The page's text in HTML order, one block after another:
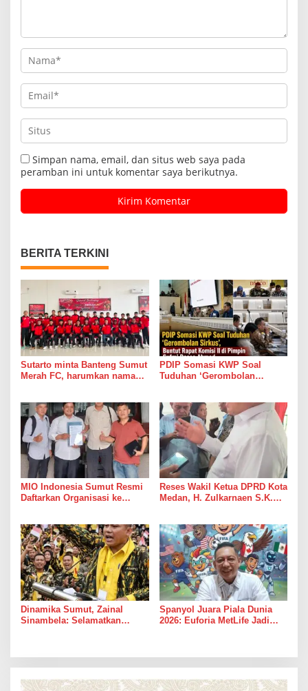
Simpan nama, email, dan situs web saya pada
peramban ini untuk komentar saya berikutnya.
BERITA TERKINI
Sutarto minta Banteng Sumut
Merah FC, harumkan nama
PDIP Somasi KWP Soal
Tuduhan ‘Gerombolan
Ahmad
MIO Indonesia Sumut Resmi
Daftarkan Organisasi ke
Media Online
Reses Wakil Ketua DPRD Kota
Medan, H. Zulkarnaen S.K.M
Perjuangan Diaspal Mulus
Dinamika Sumut, Zainal
Sinambela: Selamatkan
Spanyol Juara Piala Dunia
2026: Euforia MetLife Jadi